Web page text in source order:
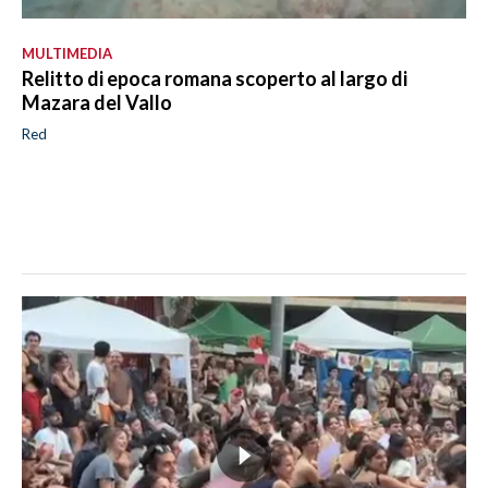
MULTIMEDIA
Relitto di epoca romana scoperto al largo di
Mazara del Vallo
Red